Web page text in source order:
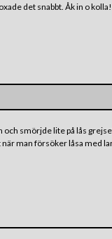
det snabbt. Åk in o kolla!
och smörjde lite på lås
man försöker låsa med